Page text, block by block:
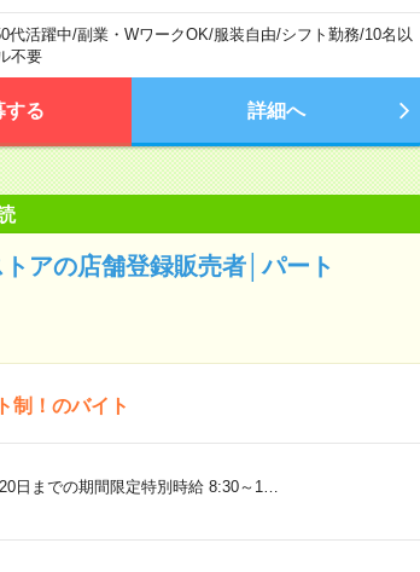
代活躍中/副業・WワークOK/服装自由/シフト勤務/10名以
不要
する 詳細へ
アの店舗登録販売者│パート
制！のバイト
日までの期間限定特別時給 8:30～1…